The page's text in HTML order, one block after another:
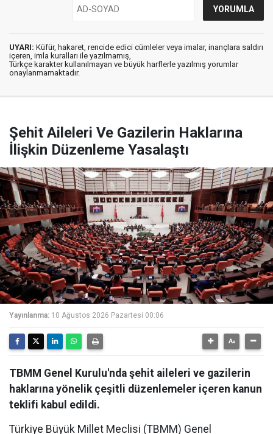
UYARI: Küfür, hakaret, rencide edici cümleler veya imalar, inançlara saldırı
içeren, imla kuralları ile yazılmamış,
Türkçe karakter kullanılmayan ve büyük harflerle yazılmış yorumlar
onaylanmamaktadır.
Şehit Aileleri Ve Gazilerin Haklarına
İlişkin Düzenleme Yasalaştı
Yayınlanma: 10 Ağustos 2026 Pazartesi 00:06
TBMM Genel Kurulu'nda şehit aileleri ve gazilerin
haklarına yönelik çeşitli düzenlemeler içeren kanun
teklifi kabul edildi.
Türkiye Büyük Millet Meclisi (TBMM) Genel